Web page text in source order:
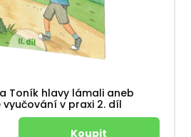
Toník hlavy lámali aneb
v praxi 2. díl